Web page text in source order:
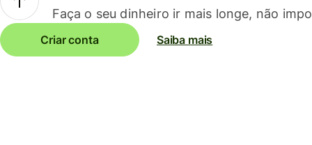
Faça o seu dinheiro ir mais longe, não
Criar conta Saiba mais